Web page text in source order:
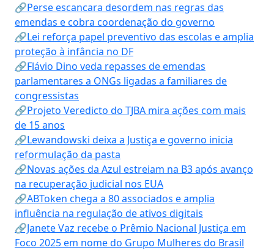
🔗Perse escancara desordem nas regras das
emendas e cobra coordenação do governo
🔗Lei reforça papel preventivo das escolas e amplia
proteção à infância no DF
🔗Flávio Dino veda repasses de emendas
parlamentares a ONGs ligadas a familiares de
congressistas
🔗Projeto Veredicto do TJBA mira ações com mais
de 15 anos
🔗Lewandowski deixa a Justiça e governo inicia
reformulação da pasta
🔗Novas ações da Azul estreiam na B3 após avanço
na recuperação judicial nos EUA
🔗ABToken chega a 80 associados e amplia
influência na regulação de ativos digitais
🔗Janete Vaz recebe o Prêmio Nacional Justiça em
Foco 2025 em nome do Grupo Mulheres do Brasil